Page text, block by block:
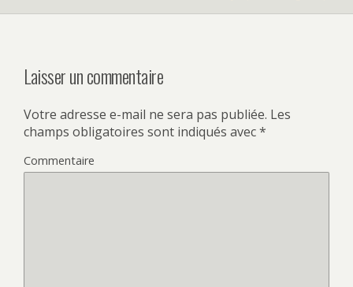
Laisser un commentaire
Votre adresse e-mail ne sera pas publiée. Les
champs obligatoires sont indiqués avec*
Commentaire